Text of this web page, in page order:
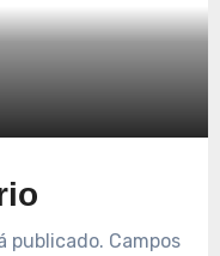
publicado. Campos